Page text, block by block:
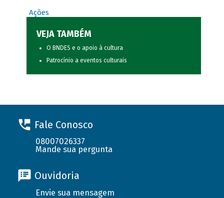
Ações
VEJA TAMBÉM
O BNDES e o apoio à cultura
Patrocínio a eventos culturais
Fale Conosco
08007026337
Mande sua pergunta
Ouvidoria
Envie sua mensagem